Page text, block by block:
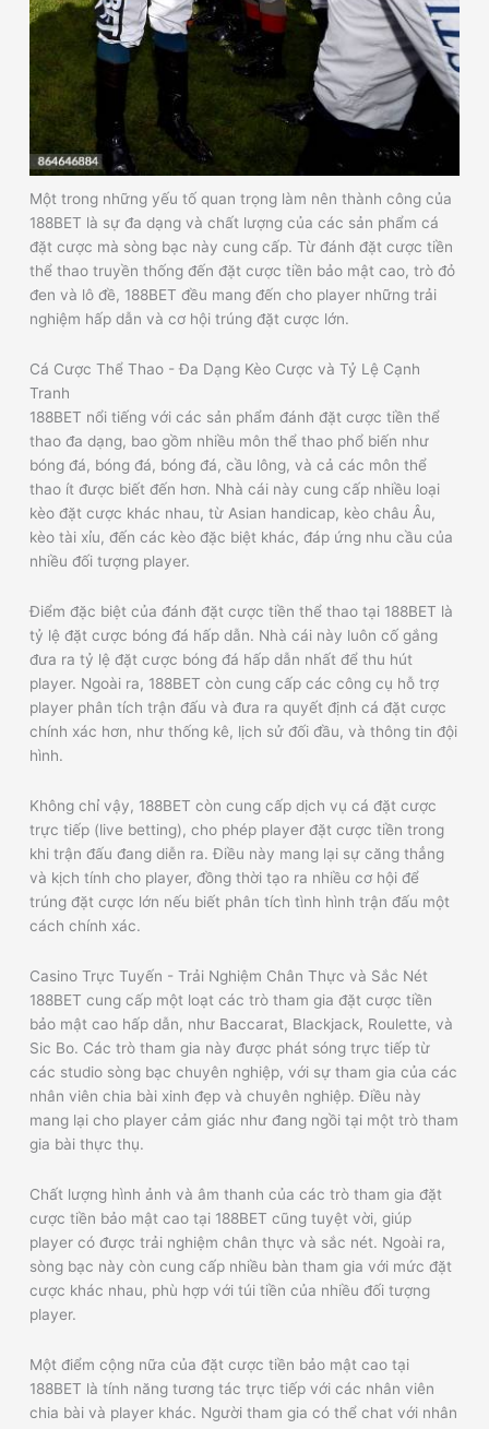
Một trong những yếu tố quan trọng làm nên thành công của
188BET là sự đa dạng và chất lượng của các sản phẩm cá
đặt cược mà sòng bạc này cung cấp. Từ đánh đặt cược tiền
thể thao truyền thống đến đặt cược tiền bảo mật cao, trò đỏ
đen và lô đề, 188BET đều mang đến cho player những trải
nghiệm hấp dẫn và cơ hội trúng đặt cược lớn.
Cá Cược Thể Thao - Đa Dạng Kèo Cược và Tỷ Lệ Cạnh
Tranh
188BET nổi tiếng với các sản phẩm đánh đặt cược tiền thể
thao đa dạng, bao gồm nhiều môn thể thao phổ biến như
bóng đá, bóng đá, bóng đá, cầu lông, và cả các môn thể
thao ít được biết đến hơn. Nhà cái này cung cấp nhiều loại
kèo đặt cược khác nhau, từ Asian handicap, kèo châu Âu,
kèo tài xỉu, đến các kèo đặc biệt khác, đáp ứng nhu cầu của
nhiều đối tượng player.
Điểm đặc biệt của đánh đặt cược tiền thể thao tại 188BET là
tỷ lệ đặt cược bóng đá hấp dẫn. Nhà cái này luôn cố gắng
đưa ra tỷ lệ đặt cược bóng đá hấp dẫn nhất để thu hút
player. Ngoài ra, 188BET còn cung cấp các công cụ hỗ trợ
player phân tích trận đấu và đưa ra quyết định cá đặt cược
chính xác hơn, như thống kê, lịch sử đối đầu, và thông tin đội
hình.
Không chỉ vậy, 188BET còn cung cấp dịch vụ cá đặt cược
trực tiếp (live betting), cho phép player đặt cược tiền trong
khi trận đấu đang diễn ra. Điều này mang lại sự căng thẳng
và kịch tính cho player, đồng thời tạo ra nhiều cơ hội để
trúng đặt cược lớn nếu biết phân tích tình hình trận đấu một
cách chính xác.
Casino Trực Tuyến - Trải Nghiệm Chân Thực và Sắc Nét
188BET cung cấp một loạt các trò tham gia đặt cược tiền
bảo mật cao hấp dẫn, như Baccarat, Blackjack, Roulette, và
Sic Bo. Các trò tham gia này được phát sóng trực tiếp từ
các studio sòng bạc chuyên nghiệp, với sự tham gia của các
nhân viên chia bài xinh đẹp và chuyên nghiệp. Điều này
mang lại cho player cảm giác như đang ngồi tại một trò tham
gia bài thực thụ.
Chất lượng hình ảnh và âm thanh của các trò tham gia đặt
cược tiền bảo mật cao tại 188BET cũng tuyệt vời, giúp
player có được trải nghiệm chân thực và sắc nét. Ngoài ra,
sòng bạc này còn cung cấp nhiều bàn tham gia với mức đặt
cược khác nhau, phù hợp với túi tiền của nhiều đối tượng
player.
Một điểm cộng nữa của đặt cược tiền bảo mật cao tại
188BET là tính năng tương tác trực tiếp với các nhân viên
chia bài và player khác. Người tham gia có thể chat với nhân